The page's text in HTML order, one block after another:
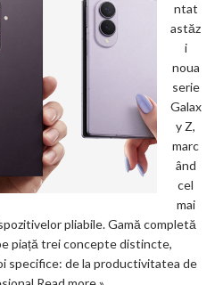
ntat
astăz
i
noua
serie
Galax
y Z,
marc
ând
cel
mai
pliabile. Gamă completă
piață trei concepte distincte,
specifice: de la productivitatea de